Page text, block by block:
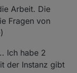
dem Start des
Module
per Haken
sind oder
gesetzt werden
oder
bei völliger
an die Cloud
anpassen.
Arbeit. Die
Fragen von
Ich habe 2
der Instanz gibt